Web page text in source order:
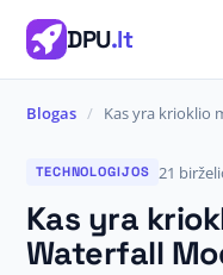
DPU.lt
Blogas / Kas yra krioklio
TECHNOLOGIJOS 21
Kas yra
Waterfall